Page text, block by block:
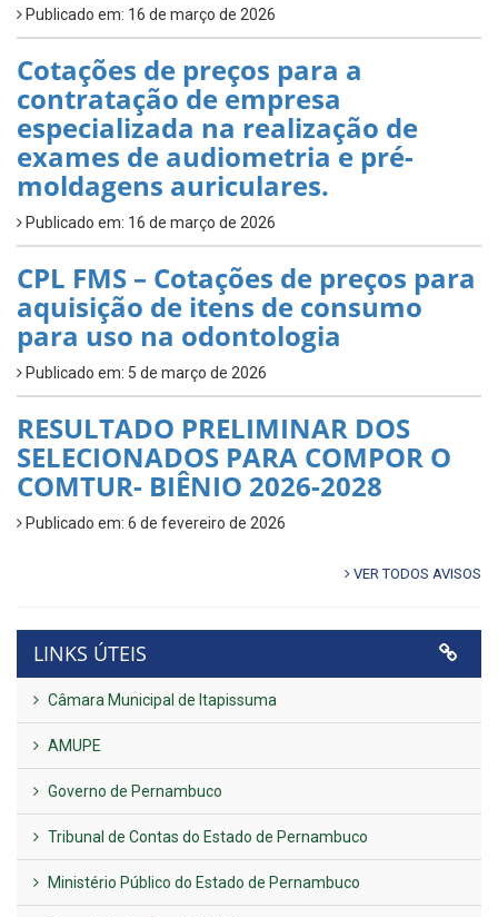
Publicado em: 16 de março de 2026
Cotações de preços para a
contratação de empresa
especializada na realização de
exames de audiometria e pré-
moldagens auriculares.
Publicado em: 16 de março de 2026
CPL FMS – Cotações de preços para
aquisição de itens de consumo
para uso na odontologia
Publicado em: 5 de março de 2026
RESULTADO PRELIMINAR DOS
SELECIONADOS PARA COMPOR O
COMTUR- BIÊNIO 2026-2028
Publicado em: 6 de fevereiro de 2026
VER TODOS AVISOS
LINKS ÚTEIS
Câmara Municipal de Itapissuma
AMUPE
Governo de Pernambuco
Tribunal de Contas do Estado de Pernambuco
Ministério Público do Estado de Pernambuco